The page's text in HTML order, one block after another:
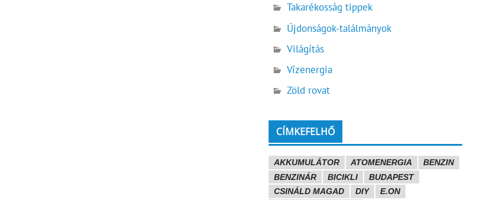
Takarékosság tippek
Újdonságok-találmányok
Világítás
Vízenergia
Zöld rovat
CÍMKEFELHŐ
AKKUMULÁTOR ATOMENERGIA
BENZIN
BENZINÁR
BICIKLI
BUDAPEST
CSINÁLD MAGAD
DIY
E.ON